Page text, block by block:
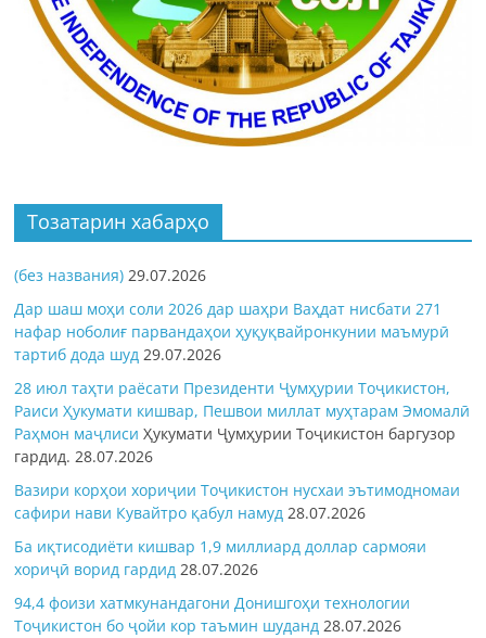
Тозатарин хабарҳо
(без названия) 29.07.2026
Дар шаш моҳи соли 2026 дар шаҳри Ваҳдат нисбати 271
нафар ноболиғ парвандаҳои ҳуқуқвайронкунии маъмурӣ
тартиб дода шуд 29.07.2026
28 июл таҳти раёсати Президенти Ҷумҳурии Тоҷикистон,
Раиси Ҳукумати кишвар, Пешвои миллат муҳтарам Эмомалӣ
Раҳмон маҷлисиҲукумати Ҷумҳурии Тоҷикистон баргузор
гардид.28.07.2026
Вазири корҳои хориҷии Тоҷикистон нусхаи эътимодномаи
сафири нави Кувайтро қабул намуд 28.07.2026
Ба иқтисодиёти кишвар 1,9 миллиард доллар сармояи
хориҷӣ ворид гардид 28.07.2026
94,4 фоизи хатмкунандагони Донишгоҳи технологии
Тоҷикистон бо ҷойи кор таъмин шуданд 28.07.2026